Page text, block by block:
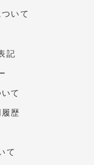
いて
記
て
歴
て